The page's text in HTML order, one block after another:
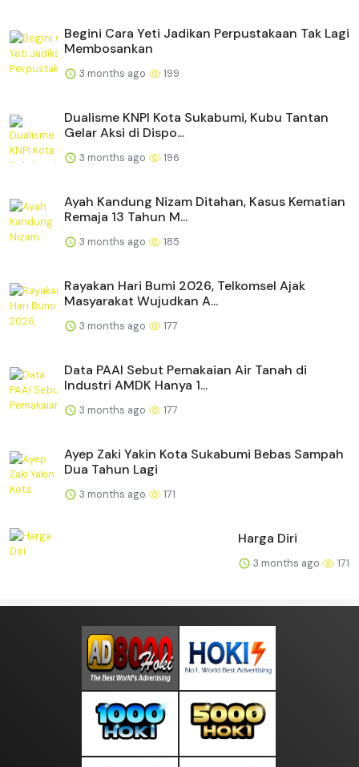
Begini Cara Yeti Jadikan Perpustakaan Tak Lagi
Membosankan
3 months ago 199
Dualisme KNPI Kota Sukabumi, Kubu Tantan
Gelar Aksi di Dispo...
3 months ago 196
Ayah Kandung Nizam Ditahan, Kasus Kematian
Remaja 13 Tahun M...
3 months ago 185
Rayakan Hari Bumi 2026, Telkomsel Ajak
Masyarakat Wujudkan A...
3 months ago 177
Data PAAI Sebut Pemakaian Air Tanah di
Industri AMDK Hanya 1...
3 months ago 177
Ayep Zaki Yakin Kota Sukabumi Bebas Sampah
Dua Tahun Lagi
3 months ago 171
Harga Diri
3 months ago 171